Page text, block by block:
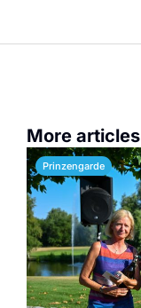
More articles
Prinzengarde